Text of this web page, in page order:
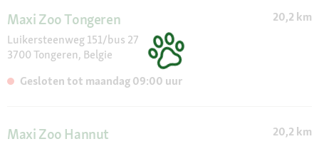
Maxi Zoo Tongeren
20,2 km
Luikersteenweg 151/bus 27
3700 Tongeren, Belgie
Gesloten tot maandag 09:00 uur
Maxi Zoo Hannut
20,2 km